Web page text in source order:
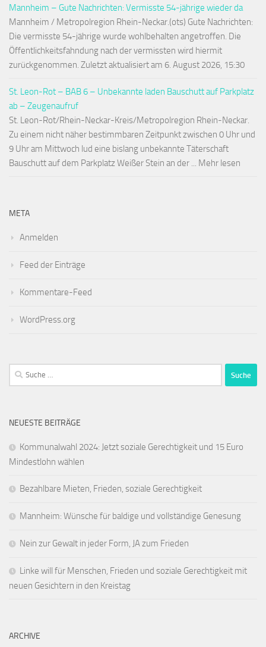
Mannheim – Gute Nachrichten: Vermisste 54-jährige wieder da
Mannheim / Metropolregion Rhein-Neckar.(ots) Gute Nachrichten:
Die vermisste 54-jährige wurde wohlbehalten angetroffen. Die
Öffentlichkeitsfahndung nach der vermissten wird hiermit
zurückgenommen. Zuletzt aktualisiert am 6. August 2026, 15:30
St. Leon-Rot – BAB 6 – Unbekannte laden Bauschutt auf Parkplatz
ab – Zeugenaufruf
St. Leon-Rot/Rhein-Neckar-Kreis/Metropolregion Rhein-Neckar.
Zu einem nicht näher bestimmbaren Zeitpunkt zwischen 0 Uhr und
9 Uhr am Mittwoch lud eine bislang unbekannte Täterschaft
Bauschutt auf dem Parkplatz Weißer Stein an der ... Mehr lesen
META
Anmelden
Feed der Einträge
Kommentare-Feed
WordPress.org
Suche
nach:
NEUESTE BEITRÄGE
Kommunalwahl 2024: Jetzt soziale Gerechtigkeit und 15 Euro
Mindestlohn wählen
Bezahlbare Mieten, Frieden, soziale Gerechtigkeit
Mannheim: Wünsche für baldige und vollständige Genesung
Nein zur Gewalt in jeder Form, JA zum Frieden
Linke will für Menschen, Frieden und soziale Gerechtigkeit mit
neuen Gesichtern in den Kreistag
ARCHIVE